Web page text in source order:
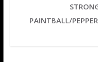
PAINTBALL/